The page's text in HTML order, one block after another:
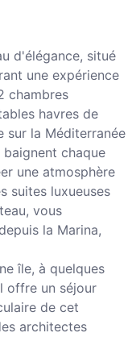
d'élégance, situé
une expérience
chambres
havres de
sur la Méditerranée
chaque
une atmosphère
suites luxueuses
vous
la Marina,
île, à quelques
offre un séjour
de cet
architectes